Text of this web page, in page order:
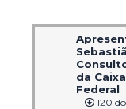
da
Federal
1 120